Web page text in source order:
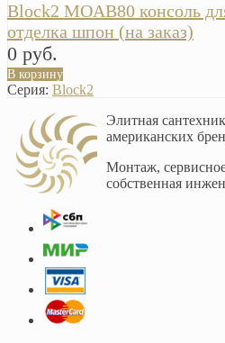
Block2 MOAB80 консоль
отделка шпон (на заказ)
0 руб.
В корзину
Серия: Block2
Элитная
американских
Монтаж,
собственная